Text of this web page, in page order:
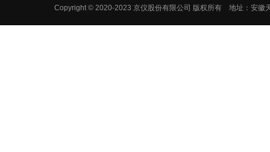
Copyright © 2020-2023 京仪股份有限公司 版权所有 地址：安